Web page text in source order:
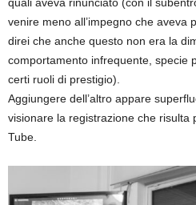
quali aveva rinunciato (con il
venire meno all’impegno che aveva
direi che anche questo non era la
comportamento infrequente, specie
certi ruoli di prestigio).
Aggiungere dell’altro appare
visionare la registrazione che risulta
Tube.